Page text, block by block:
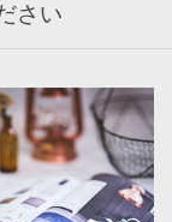
さい